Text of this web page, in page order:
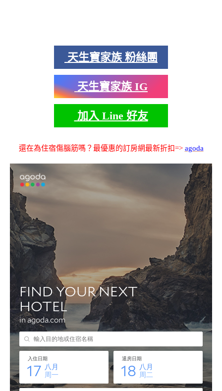
天生寶家族 粉絲團
天生寶家族 IG
加入 Line 好友
還在為住宿傷腦筋嗎？最優惠的訂房網最新折扣=> agoda